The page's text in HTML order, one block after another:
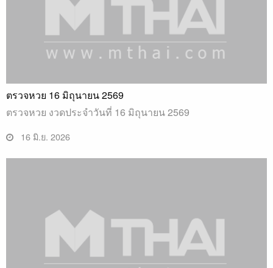
ตรวจหวย 16 มิถุนายน 2569
ตรวจหวย งวดประจำวันที่ 16 มิถุนายน 2569
16 มิ.ย. 2026